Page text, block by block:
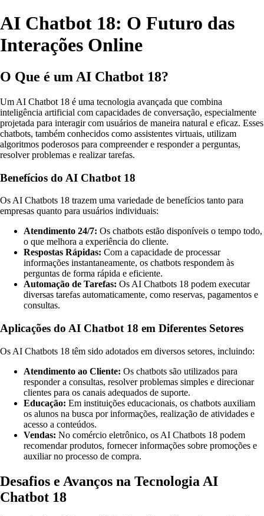
AI Chatbot 18: O Futuro das
Interações Online
O Que é um AI Chatbot 18?
Um AI Chatbot 18 é uma tecnologia avançada que combina
inteligência artificial com capacidades de conversação, especialmente
projetada para interagir com usuários de maneira natural e eficaz. Esses
chatbots, também conhecidos como assistentes virtuais, utilizam
algoritmos poderosos para compreender e responder a perguntas,
resolver problemas e realizar tarefas.
Benefícios do AI Chatbot 18
Os AI Chatbots 18 trazem uma variedade de benefícios tanto para
empresas quanto para usuários individuais:
Atendimento 24/7: Os chatbots estão disponíveis o tempo todo,
o que melhora a experiência do cliente.
Respostas Rápidas: Com a capacidade de processar
informações instantaneamente, os chatbots respondem às
perguntas de forma rápida e eficiente.
Automação de Tarefas: Os AI Chatbots 18 podem executar
diversas tarefas automaticamente, como reservas, pagamentos e
consultas.
Aplicações do AI Chatbot 18 em Diferentes Setores
Os AI Chatbots 18 têm sido adotados em diversos setores, incluindo:
Atendimento ao Cliente: Os chatbots são utilizados para
responder a consultas, resolver problemas simples e direcionar
clientes para os canais adequados de suporte.
Educação: Em instituições educacionais, os chatbots auxiliam
os alunos na busca por informações, realização de atividades e
acesso a conteúdos.
Vendas: No comércio eletrônico, os AI Chatbots 18 podem
recomendar produtos, fornecer informações sobre promoções e
auxiliar no processo de compra.
Desafios e Avanços na Tecnologia AI
Chatbot 18